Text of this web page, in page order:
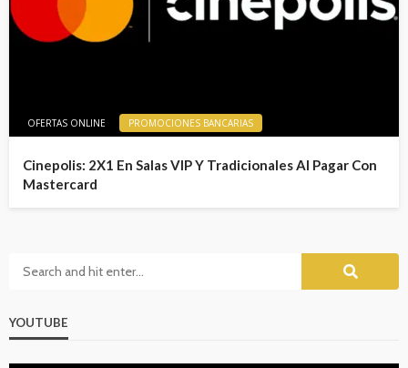
OFERTAS ONLINE PROMOCIONES BANCARIAS
Cinepolis: 2X1 En Salas VIP Y Tradicionales Al Pagar Con
Mastercard
YOUTUBE